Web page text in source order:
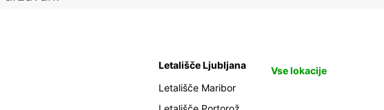
Letališče Ljubljana
Letališče Maribor
Vse lokacije